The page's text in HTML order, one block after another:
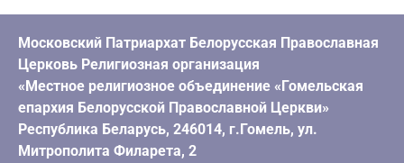
Московский Патриархат Белорусская Православная
Церковь Религиозная организация
«Местное религиозное объединение «Гомельская
епархия Белорусской Православной Церкви»
Республика Беларусь, 246014, г.Гомель, ул.
Митрополита Филарета, 2